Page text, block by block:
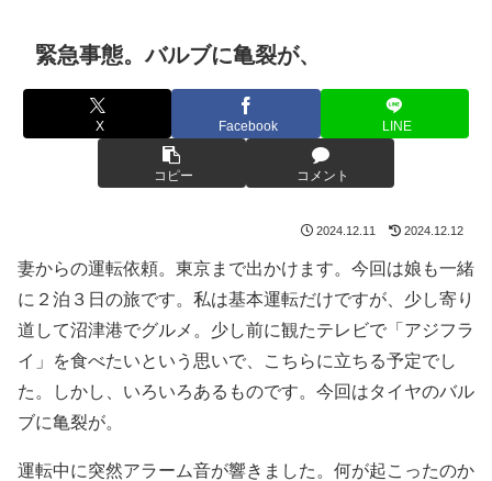
緊急事態。バルブに亀裂が、
X Facebook LINE
コピー コメント
2024.12.11 2024.12.12
妻からの運転依頼。東京まで出かけます。今回は娘も一緒
に２泊３日の旅です。私は基本運転だけですが、少し寄り
道して沼津港でグルメ。少し前に観たテレビで「アジフラ
イ」を食べたいという思いで、こちらに立ちる予定でし
た。しかし、いろいろあるものです。今回はタイヤのバル
ブに亀裂が。
運転中に突然アラーム音が響きました。何が起こったのか